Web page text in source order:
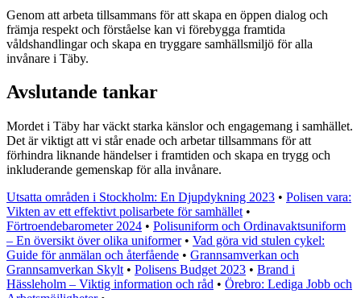
Genom att arbeta tillsammans för att skapa en öppen dialog och
främja respekt och förståelse kan vi förebygga framtida
våldshandlingar och skapa en tryggare samhällsmiljö för alla
invånare i Täby.
Avslutande tankar
Mordet i Täby har väckt starka känslor och engagemang i samhället.
Det är viktigt att vi står enade och arbetar tillsammans för att
förhindra liknande händelser i framtiden och skapa en trygg och
inkluderande gemenskap för alla invånare.
Utsatta områden i Stockholm: En Djupdykning 2023 • Polisen vara:
Vikten av ett effektivt polisarbete för samhället •
Förtroendebarometer 2024 • Polisuniform och Ordinavaktsuniform
– En översikt över olika uniformer• Vad göra vid stulen cykel:
Guide för anmälan och återfående • Grannsamverkan och
Grannsamverkan Skylt • Polisens Budget 2023 • Brand i
Hässleholm – Viktig information och råd • Örebro: Lediga Jobb och